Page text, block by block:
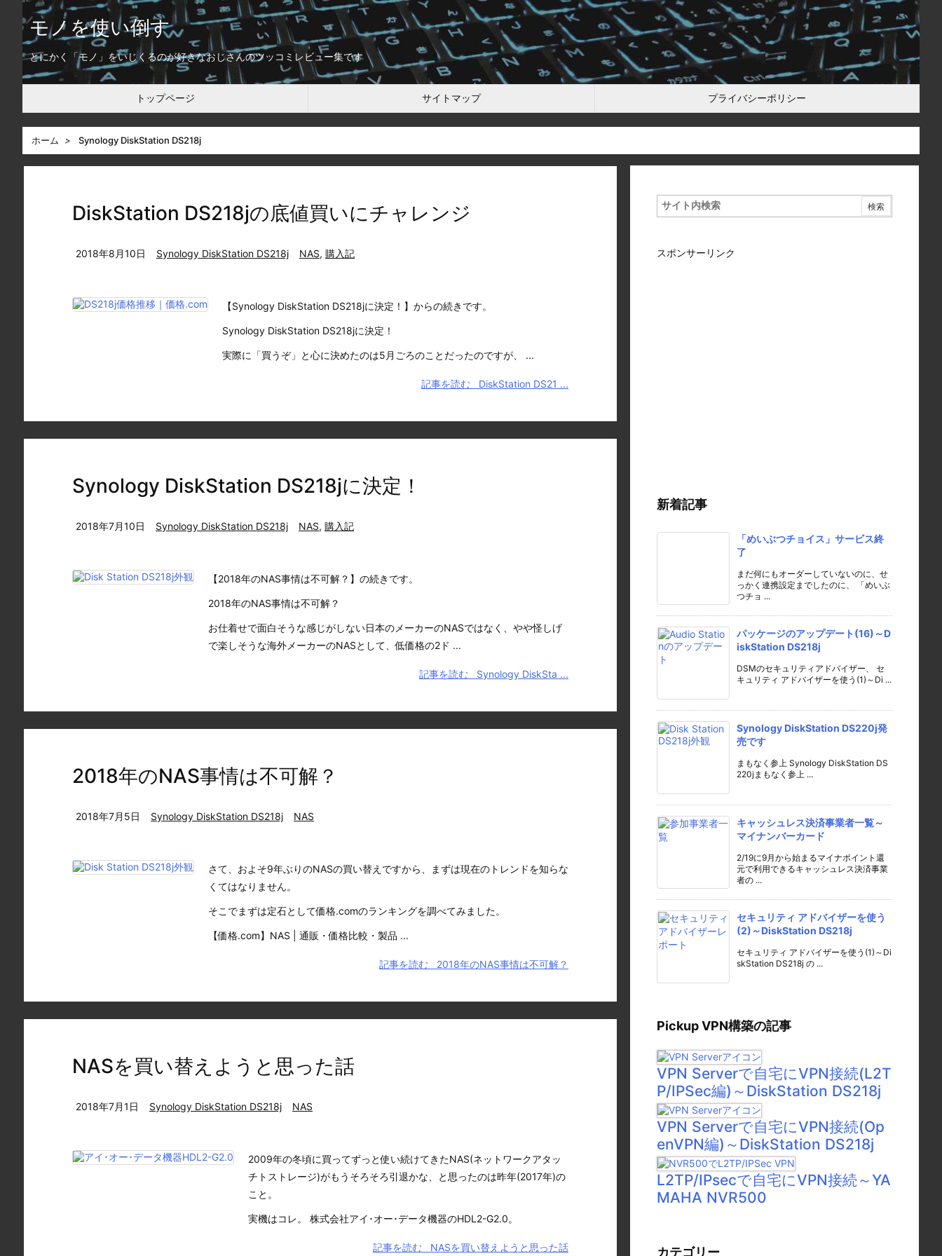
モノを使い倒す
とにかく「モノ」をいじくるのが好きなおじさんのツッコミレビュー集です
トップページ サイトマップ プライバシーポリシー
ホーム > Synology DiskStation DS218j
DiskStation DS218jの底値買いにチャレンジ
2018年8月10日 Synology DiskStation DS218j NAS, 購入記
【Synology DiskStation DS218jに決定！】からの続きです。
Synology DiskStation DS218jに決定！
実際に「買うぞ」と心に決めたのは5月ごろのことだったのですが、 ...
記事を読む DiskStation DS21 ...
Synology DiskStation DS218jに決定！
2018年7月10日 Synology DiskStation DS218j NAS, 購入記
【2018年のNAS事情は不可解？】の続きです。
2018年のNAS事情は不可解？
お仕着せで面白そうな感じがしない日本のメーカーのNASではなく、やや怪しげ
で楽しそうな海外メーカーのNASとして、低価格の2ド ...
記事を読む Synology DiskSta ...
2018年のNAS事情は不可解？
2018年7月5日 Synology DiskStation DS218j NAS
さて、およそ9年ぶりのNASの買い替えですから、まずは現在のトレンドを知らな
くてはなりません。
そこでまずは定石として価格.comのランキングを調べてみました。
【価格.com】NAS | 通販・価格比較・製品 ...
記事を読む 2018年のNAS事情は不可解？
NASを買い替えようと思った話
2018年7月1日 Synology DiskStation DS218j NAS
2009年の冬頃に買ってずっと使い続けてきたNAS(ネットワークアタッ
チトストレージ)がもうそろそろ引退かな、と思ったのは昨年(2017年)の
こと。
実機はコレ。 株式会社アイ･オー･データ機器のHDL2-G2.0。
記事を読む NASを買い替えようと思った話
スポンサーリンク
新着記事
「めいぶつチョイス」サービス終
了
まだ何にもオーダーしていないのに、せ
っかく連携設定までしたのに、 「めいぶ
つチョ ...
パッケージのアップデート(16)～D
iskStation DS218j
DSMのセキュリティアドバイザー、 セ
キュリティ アドバイザーを使う(1)～Di ...
Synology DiskStation DS220j発
売です
まもなく参上 Synology DiskStation DS
220jまもなく参上 ...
キャッシュレス決済事業者一覧～
マイナンバーカード
2/19に9月から始まるマイナポイント還
元で利用できるキャッシュレス決済事業
者の ...
セキュリティ アドバイザーを使う
(2)～DiskStation DS218j
セキュリティ アドバイザーを使う(1)～Di
skStation DS218j の ...
Pickup VPN構築の記事
VPN Serverで自宅にVPN接続(L2T
P/IPSec編)～DiskStation DS218j
VPN Serverで自宅にVPN接続(Op
enVPN編)～DiskStation DS218j
L2TP/IPsecで自宅にVPN接続～YA
MAHA NVR500
カテゴリー